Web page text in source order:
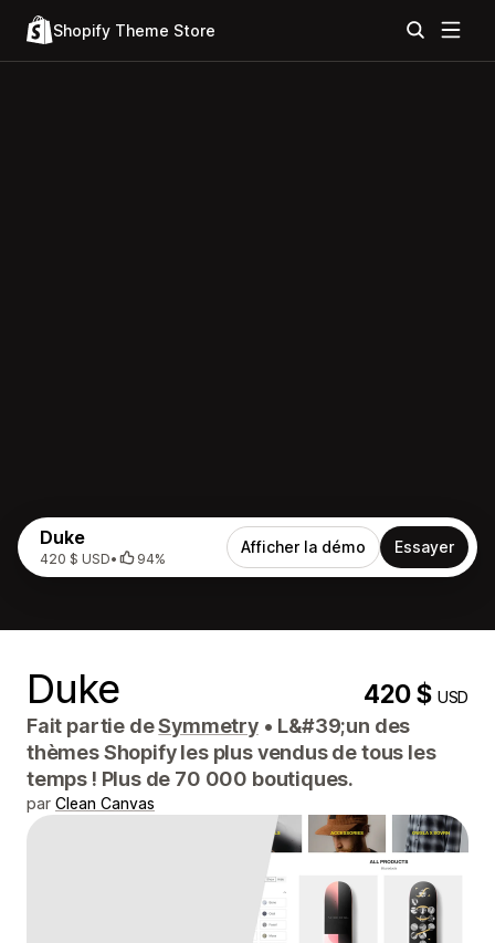
Shopify Theme Store
Duke
420 $ USD• 94%
Afficher la démo Essayer
Duke 420 $USD
Fait partie deSymmetry • L&#39;un des
thèmes Shopify les plus vendus de tous les
temps ! Plus de 70 000 boutiques.
par Clean Canvas